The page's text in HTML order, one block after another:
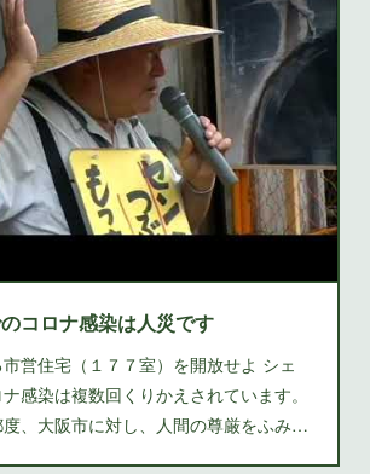
コロナ感染は人災です
営住宅（１７７室）を開放せよ シェ
感染は複数回くりかえされています。
、大阪市に対し、人間の尊厳をふみ…